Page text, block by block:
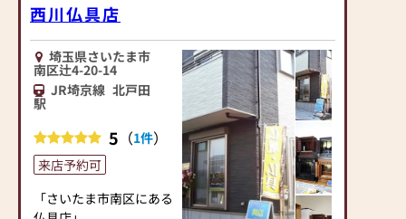
の信頼。創業以来、親
心がけ、年間約25,000基
のお仏壇、約3,000基の
お墓を納めています。
「お仏壇のはせがわ」で
話の場づくり）の形をご
提案しております。ご自
の形について、迷うこと
西川仏具店
埼玉県さいたま市
南区辻4-20-14
JR埼京線 北戸田
駅
5 （1件）
来店予約可
「さいたま市南区にある